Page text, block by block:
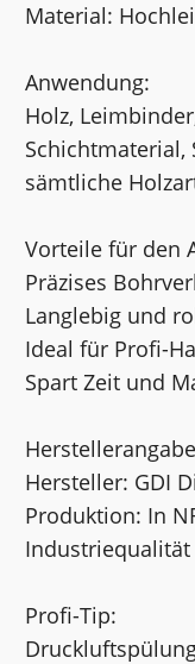
Material:
Anwendung:
Holz,
Schichtmaterial,
sämtliche
Vorteile für den
Präzises
Langlebig und
Ideal für Profi-
Spart Zeit und
Hersteller: GDI
Produktion: In
Industriequalität
Profi-Tip: